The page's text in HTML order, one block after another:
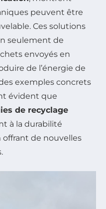
peuvent être
Ces solutions
seulement de
envoyés en
de l’énergie de
exemples concrets
évident que
de recyclage
à la durabilité
de nouvelles